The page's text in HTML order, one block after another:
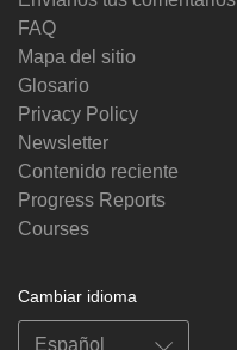
FAQ
Mapa del sitio
Glosario
Privacy Policy
Newsletter
Contenido reciente
Progress Reports
Courses
Cambiar idioma